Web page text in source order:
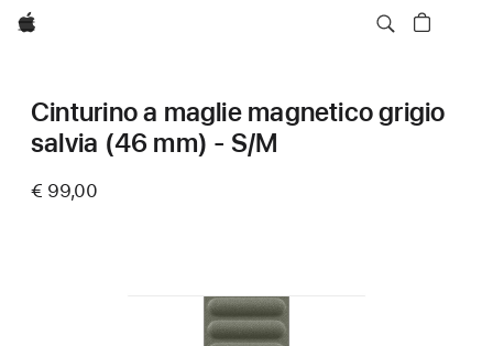
Apple
Cinturino a maglie magnetico grigio
salvia (46 mm) - S/M
€ 99,00